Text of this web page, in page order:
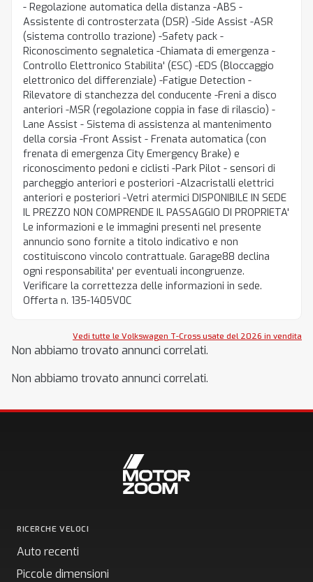
- Regolazione automatica della distanza -ABS -
Assistente di controsterzata (DSR) -Side Assist -ASR
(sistema controllo trazione) -Safety pack -
Riconoscimento segnaletica -Chiamata di emergenza -
Controllo Elettronico Stabilita' (ESC) -EDS (Bloccaggio
elettronico del differenziale) -Fatigue Detection -
Rilevatore di stanchezza del conducente -Freni a disco
anteriori -MSR (regolazione coppia in fase di rilascio) -
Lane Assist - Sistema di assistenza al mantenimento
della corsia -Front Assist - Frenata automatica (con
frenata di emergenza City Emergency Brake) e
riconoscimento pedoni e ciclisti -Park Pilot - sensori di
parcheggio anteriori e posteriori -Alzacristalli elettrici
anteriori e posteriori -Vetri atermici DISPONIBILE IN SEDE
IL PREZZO NON COMPRENDE IL PASSAGGIO DI PROPRIETA'
Le informazioni e le immagini presenti nel presente
annuncio sono fornite a titolo indicativo e non
costituiscono vincolo contrattuale. Garage88 declina
ogni responsabilita' per eventuali incongruenze.
Verificare la correttezza delle informazioni in sede.
Offerta n. 135-1405V0C
Vedi tutte le Volkswagen T-Cross usate del 2026 in vendita
Non abbiamo trovato annunci correlati.
Non abbiamo trovato annunci correlati.
RICERCHE VELOCI
Auto recenti
Piccole dimensioni